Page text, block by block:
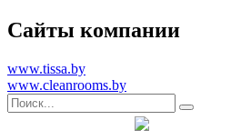
Сайты компании
www.tissa.by
www.cleanrooms.by